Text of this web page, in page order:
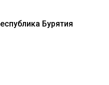
Бурятия